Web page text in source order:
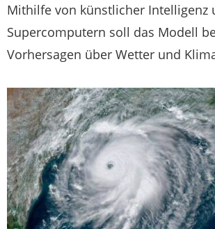
Mithilfe von künstlicher Intelligenz
Supercomputern soll das Modell
Vorhersagen über Wetter und